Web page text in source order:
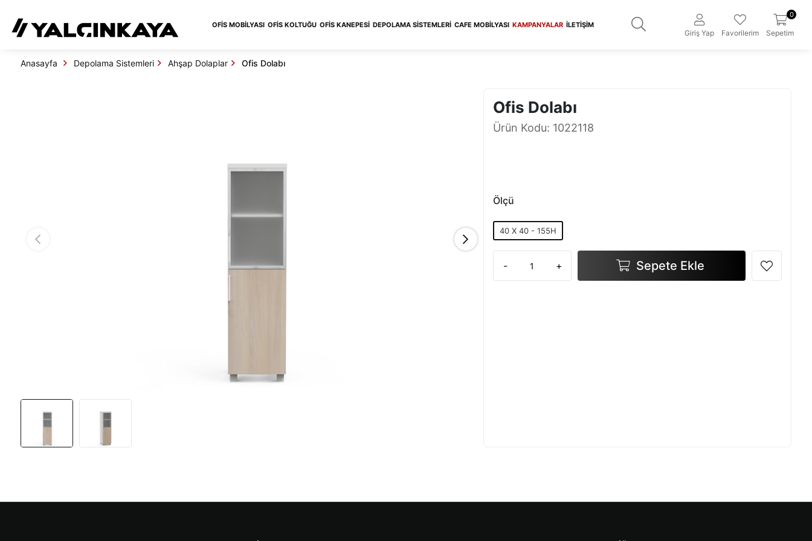
OFIS MOBILYASI OFIS KOLTUĞU OFIS KANEPESI DEPOLAMA SISTEMLERI CAFE MOBILYASI KAMPANYALAR İLETIŞIM
Giriş Yap Favorilerim Sepetim
0
Anasayfa Depolama Sistemleri Ahşap Dolaplar Ofis Dolabı
Ofis Dolabı
Ürün Kodu: 1022118
Ölçü
40 X 40 - 155H
- + Sepete Ekle